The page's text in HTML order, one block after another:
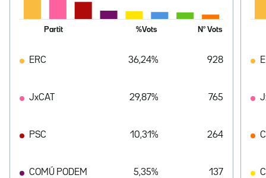
Partit %Vots Nº Vots
ERC 36,24% 928
JxCAT 29,87% 765
PSC 10,31% 264
COMÚ PODEM 5,35% 137